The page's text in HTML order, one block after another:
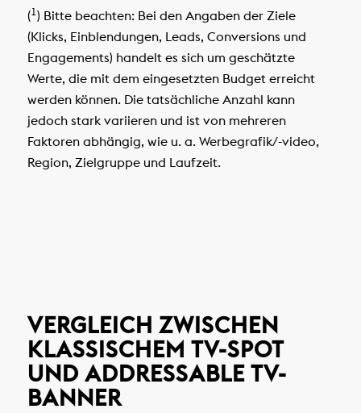
(1) Bitte beachten: Bei den Angaben der Ziele
(Klicks, Einblendungen, Leads, Conversions und
Engagements) handelt es sich um geschätzte
Werte, die mit dem eingesetzten Budget erreicht
werden können. Die tatsächliche Anzahl kann
jedoch stark variieren und ist von mehreren
Faktoren abhängig, wie u. a. Werbegrafik/-video,
Region, Zielgruppe und Laufzeit.
VERGLEICH ZWISCHEN
KLASSISCHEM TV-SPOT
UND ADDRESSABLE TV-
BANNER